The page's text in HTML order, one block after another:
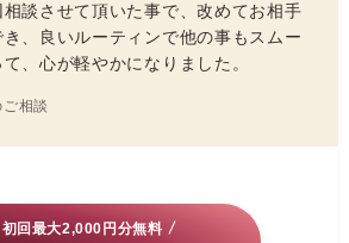
談させて頂いた事で、改めてお相手
、良いルーティンで他の事もスムー
、心が軽やかになりました。
相談
初回最大2,000円分無料